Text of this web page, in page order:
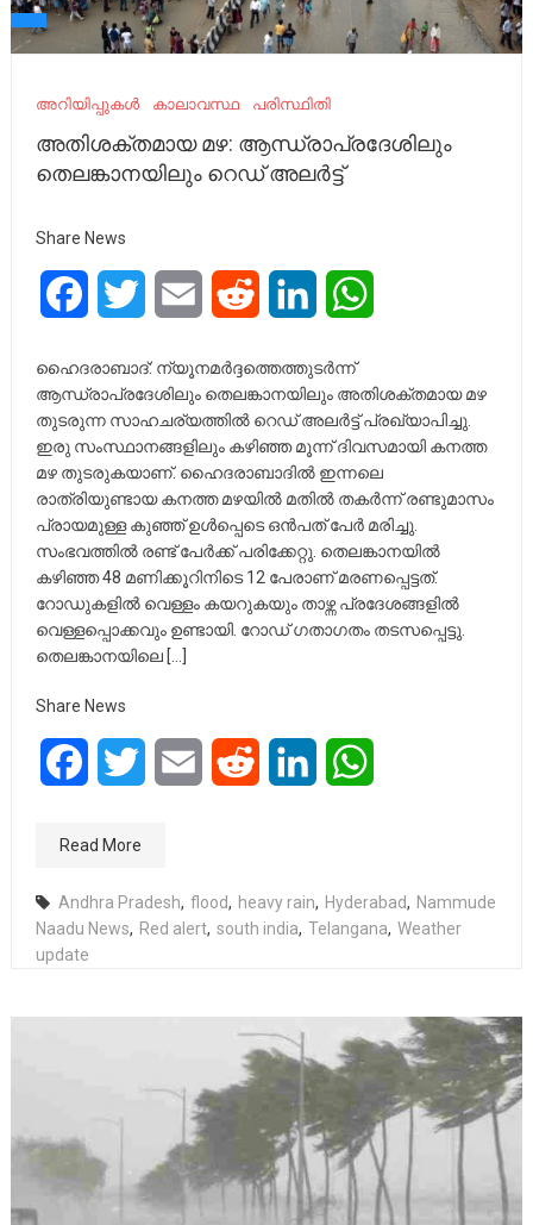
അറിയിപ്പുകൾ കാലാവസ്ഥ പരിസ്ഥിതി
അതിശക്തമായ മഴ: ആന്ധ്രാപ്രദേശിലും
തെലങ്കാനയിലും റെഡ് അലര്‍ട്ട്
Share News
FacebookTwitter Email Reddit LinkedIn
ഹൈദരാബാദ്: ന്യൂനമര്‍ദ്ദത്തെത്തുടര്‍ന്ന്
ആന്ധ്രാപ്രദേശിലും തെലങ്കാനയിലും അതിശക്തമായ മഴ
തുടരുന്ന സാഹചര്യത്തിൽ റെഡ് അലര്‍ട്ട് പ്രഖ്യാപിച്ചു.
ഇരു സംസ്ഥാനങ്ങളിലും കഴിഞ്ഞ മൂന്ന് ദിവസമായി കനത്ത
മഴ തുടരുകയാണ്. ഹൈദരാബാദില്‍ ഇന്നലെ
രാത്രിയുണ്ടായ കനത്ത മഴയില്‍ മതില്‍ തകര്‍ന്ന് രണ്ടുമാസം
പ്രായമുള്ള കുഞ്ഞ് ഉള്‍പ്പെടെ ഒന്‍പത് പേര്‍ മരിച്ചു.
സംഭവത്തില്‍ രണ്ട് പേര്‍ക്ക് പരിക്കേറ്റു. തെലങ്കാനയില്‍
കഴിഞ്ഞ 48 മണിക്കൂറിനിടെ 12 പേരാണ് മരണപ്പെട്ടത്.
റോഡുകളില്‍ വെള്ളം കയറുകയും താഴ്ന്ന പ്രദേശങ്ങളില്‍
വെള്ളപ്പൊക്കവും ഉണ്ടായി. റോഡ് ഗതാഗതം തടസപ്പെട്ടു.
തെലങ്കാനയിലെ […]
Share News
FacebookTwitter Email Reddit LinkedIn
Read More
Andhra Pradesh, flood, heavy rain, Hyderabad, Nammude
Naadu News, Red alert, south india, Telangana, Weather
update